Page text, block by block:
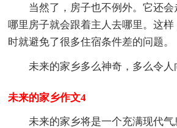
当然了，房子也不例外。它还
哪里房子就会跟着主人去哪里。这
时就避免了很多住宿条件差的问题。
未来的家乡多么神奇，多么令人
未来的家乡作文4
未来的家乡将是一个充满现代